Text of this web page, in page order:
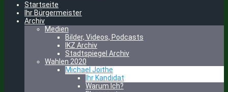
Startseite
Ihr Bürgermeister
Archiv
Medien
Bilder, Videos, Podcasts
IKZ Archiv
Stadtspiegel Archiv
Wahlen 2020
Michael Joithe
Ihr Kandidat
Warum Ich?